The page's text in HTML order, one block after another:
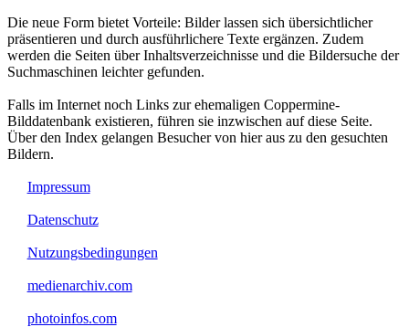
Die neue Form bietet Vorteile: Bilder lassen sich übersichtlicher
präsentieren und durch ausführlichere Texte ergänzen. Zudem
werden die Seiten über Inhaltsverzeichnisse und die Bildersuche der
Suchmaschinen leichter gefunden.
Falls im Internet noch Links zur ehemaligen Coppermine-
Bilddatenbank existieren, führen sie inzwischen auf diese Seite.
Über den Index gelangen Besucher von hier aus zu den gesuchten
Bildern.
Impressum
Datenschutz
Nutzungsbedingungen
medienarchiv.com
photoinfos.com